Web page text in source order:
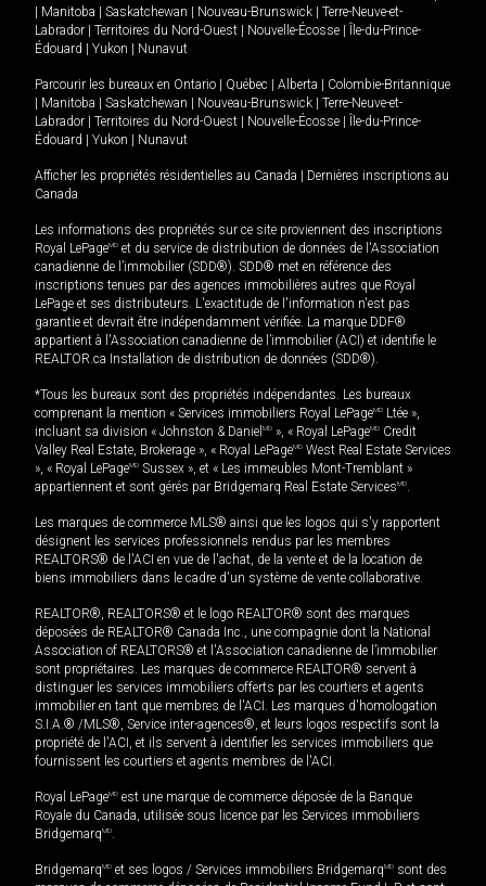
Manitoba Saskatchewan Nouveau-Brunswick
Terre-Neuve-et-
Labrador
Territoires du Nord-Ouest Nouvelle-Écosse
Île-du-Prince-
Édouard
Yukon Nunavut
Parcourir les bureaux en Ontario Québec Alberta
Colombie-Britannique
Manitoba Saskatchewan Nouveau-Brunswick
Terre-Neuve-et-
Labrador
Territoires du Nord-Ouest Nouvelle-Écosse
Île-du-Prince-
Édouard
Yukon Nunavut
Afficher les propriétés résidentielles au Canada
Dernières inscriptions au
Canada
Les informations des propriétés sur ce site proviennent des inscriptions
Royal LePageMD et du service de distribution de données de l'Association
canadienne de l’immobilier (SDD®). SDD® met en référence des
inscriptions tenues par des agences immobilières autres que Royal
LePage et ses distributeurs. L'exactitude de l'information n'est pas
garantie et devrait être indépendamment vérifiée. La marque DDF®
appartient à l'Association canadienne de l’immobilier (ACI) et identifie le
REALTOR.ca Installation de distribution de données (SDD®).
*Tous les bureaux sont des propriétés indépendantes. Les bureaux
comprenant la mention « Services immobiliers Royal LePageMD Ltée »,
incluant sa division « Johnston & Daniel MD », « Royal LePageMD Credit
Valley Real Estate, Brokerage », « Royal LePageMD West Real Estate Services
», « Royal LePageMD Sussex », et « Les immeubles Mont-Tremblant »
appartiennent et sont gérés par Bridgemarq Real Estate ServicesMD.
Les marques de commerce MLS® ainsi que les logos qui s'y rapportent
désignent les services professionnels rendus par les membres
REALTORS® de l'ACI en vue de l'achat, de la vente et de la location de
biens immobiliers dans le cadre d'un système de vente collaborative.
REALTOR®, REALTORS® et le logo REALTOR® sont des marques
déposées de REALTOR® Canada Inc., une compagnie dont la National
Association of REALTORS® et l'Association canadienne de l’immobilier
sont propriétaires. Les marques de commerce REALTOR® servent à
distinguer les services immobiliers offerts par les courtiers et agents
immobilier en tant que membres de l'ACI. Les marques d'homologation
S.I.A.® /MLS®, Service inter-agences®, et leurs logos respectifs sont la
propriété de l'ACI, et ils servent à identifier les services immobiliers que
fournissent les courtiers et agents membres de l'ACI.
Royal LePageMD est une marque de commerce déposée de la Banque
Royale du Canada, utilisée sous licence par les Services immobiliers
BridgemarqMD.
BridgemarqMD et ses logos / Services immobiliers BridgemarqMD sont des